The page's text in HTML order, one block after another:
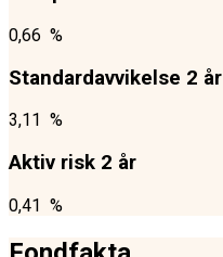
0,66 %
Standardavvikelse 2 år
3,11 %
Aktiv risk 2 år
0,41 %